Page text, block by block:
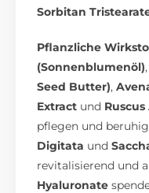
Sorbitan
Pflanzliche
(Sonnenblumenöl),
Seed Butter),
Extract und
pflegen und
Digitata und
revitalisierend und
Hyaluronate